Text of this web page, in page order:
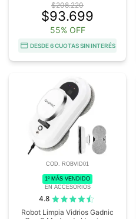
$208.220
$93.699
55% OFF
DESDE 6 CUOTAS SIN INTERÉS
COD. ROBVID01
1º MÁS VENDIDO
EN ACCESORIOS
4.8
Robot Limpia Vidrios Gadnic